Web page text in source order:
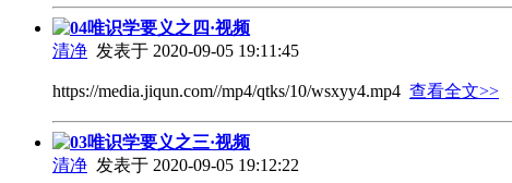
04唯识学要义之四·视频
清净 发表于 2020-09-05 19:11:45
https://media.jiqun.com//mp4/qtks/10/wsxyy4.mp4 查看全文>>
03唯识学要义之三·视频
清净 发表于 2020-09-05 19:12:22